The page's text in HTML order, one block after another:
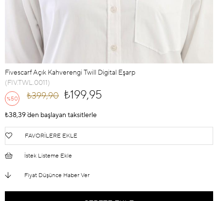
Fivescarf Açık Kahverengi Twill Digital Eşarp
(FIV.TWL.0011)
%50
İndirim
₺399,90 ₺199,95
₺38,39`den başlayan taksitlerle
FAVORILERE EKLE
İstek Listeme Ekle
Fiyat Düşünce Haber Ver